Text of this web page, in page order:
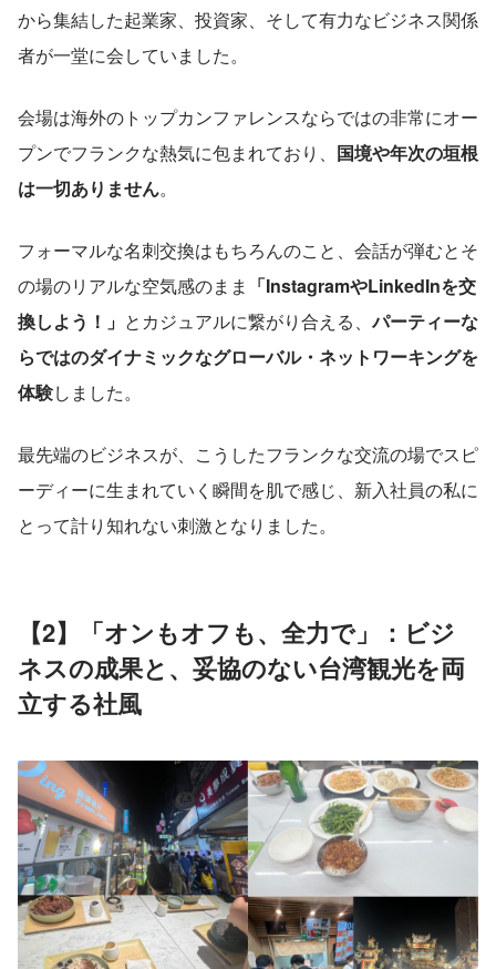
から集結した起業家、投資家、そして有力なビジネス関係
者が一堂に会していました。
会場は海外のトップカンファレンスならではの非常にオー
プンでフランクな熱気に包まれており、 国境や年次の垣根
は一切ありません。
フォーマルな名刺交換はもちろんのこと、会話が弾むとそ
の場のリアルな空気感のまま 「InstagramやLinkedInを交
換しよう！」 とカジュアルに繋がり合える、パーティーな
らではのダイナミックなグローバル・ネットワーキングを
体験しました。
最先端のビジネスが、こうしたフランクな交流の場でスピ
ーディーに生まれていく瞬間を肌で感じ、新入社員の私に
とって計り知れない刺激となりました。
【2】「オンもオフも、全力で」：ビジ
ネスの成果と、妥協のない台湾観光を両
立する社風